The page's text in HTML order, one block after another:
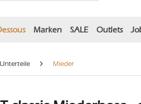
Marken SALE Outlets
Unterteile Mieder